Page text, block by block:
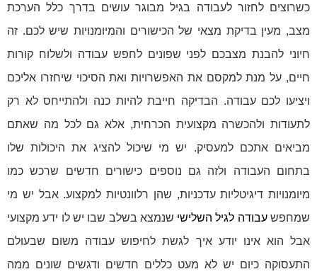
כשרוצים לחזור לעבודה בגיל מבוגר עושים בדרך כלל הערכת
מצב, מעין בדיקת מצאי של הכישורים והמיומנויות שיש לכם. זה
חיוני להבנת מצבכם לפני שפונים לחפש עבודה ולשלוח קורות
חיים, על מנת למקסם את האפשרויות ואת הסיכוי שיחזרו אליכם
ויציעו לכם עבודה. הבדיקה חייבת להיות כנה ולהתייחס לא רק
לתעודות ולהכשרה מקצועית הכרחית, אלא גם לכל מה שאתם
מביאים אתכם למעסיק. יש מי שיכול להציג את היכולות שלו
בתחום העבודה ולזה גם נוספים כישורים חדשים שרכש כמו
מיומנויות דיגיטליות עדכניות, שהן רלוונטיות למקצוע. אבל יש מי
שמחפשעבודה לגיל השלישי שנמצא בשלב שבו יש לו ידע מקצועי
אבל הוא אינו יודע איך לגשת לחיפוש עבודה משום שבעולם
התעסוקה כיום יש לא מעט כללים חדשים ודגשים שונים ממה